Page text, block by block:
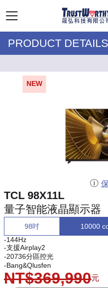
PRODUCT
NEW
TCL 98X11L
量子智能液晶顯示器
98吋 10000
-144Hz
-支援Airplay2
-20736分區控光
-Bang&Qlusfen
NT$369,990元